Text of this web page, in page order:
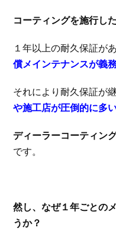
コーティングを施行し
１年以上の耐久保証が
償メインテナンスが義
それにより耐久保証が
や施工店が圧倒的に多
ディーラーコーティン
です。
然し、なぜ１年ごとの
うか？